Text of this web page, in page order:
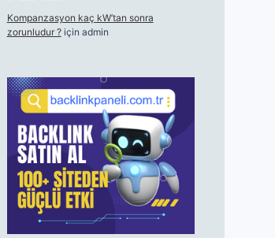
Kompanzasyon kaç kW’tan sonra
zorunludur ?için admin